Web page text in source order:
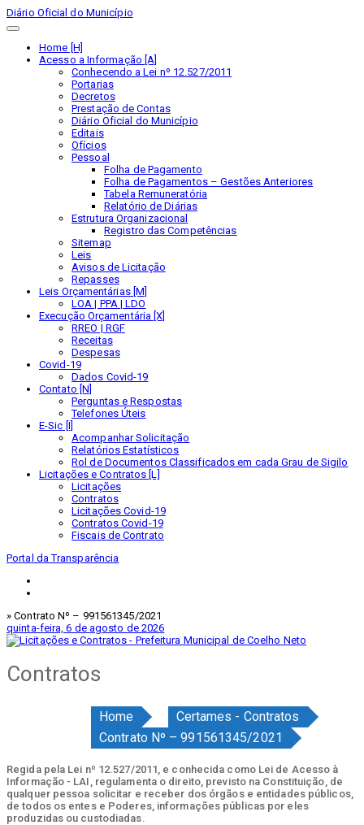
Diário Oficial do Município
Home [H]
Acesso a Informação [A]
Conhecendo a Lei nº 12.527/2011
Portarias
Decretos
Prestação de Contas
Diário Oficial do Município
Editais
Ofícios
Pessoal
Folha de Pagamento
Folha de Pagamentos – Gestões Anteriores
Tabela Remuneratória
Relatório de Diárias
Estrutura Organizacional
Registro das Competências
Sitemap
Leis
Avisos de Licitação
Repasses
Leis Orçamentárias [M]
LOA | PPA | LDO
Execução Orçamentária [X]
RREO | RGF
Receitas
Despesas
Covid-19
Dados Covid-19
Contato [N]
Perguntas e Respostas
Telefones Úteis
E-Sic [I]
Acompanhar Solicitação
Relatórios Estatísticos
Rol de Documentos Classificados em cada Grau de Sigilo
Licitações e Contratos [L]
Licitações
Contratos
Licitações Covid-19
Contratos Covid-19
Fiscais de Contrato
Portal da Transparência
» Contrato Nº – 991561345/2021
quinta-feira, 6 de agosto de 2026
Contratos
Home
Certames - Contratos
Contrato Nº – 991561345/2021
Regida pela Lei nº 12.527/2011, e conhecida como Lei de Acesso à
Informação - LAI, regulamenta o direito, previsto na Constituição, de
qualquer pessoa solicitar e receber dos órgãos e entidades públicos,
de todos os entes e Poderes, informações públicas por eles
produzidas ou custodiadas.